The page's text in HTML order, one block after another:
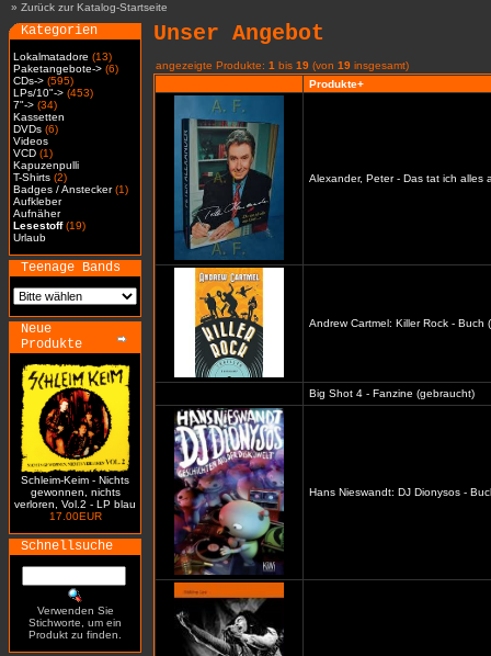
» Zurück zur Katalog-Startseite
Kategorien
Lokalmatadore (13)
Paketangebote-> (6)
CDs-> (595)
LPs/10"-> (453)
7"-> (34)
Kassetten
DVDs (6)
Videos
VCD (1)
Kapuzenpulli
T-Shirts (2)
Badges / Anstecker(1)
Aufkleber
Aufnäher
Lesestoff(19)
Urlaub
Teenage Bands
Neue
Produkte
Schleim-Keim - Nichts
gewonnen, nichts
verloren, Vol.2 - LP blau
17.00EUR
Schnellsuche
Verwenden Sie
Stichworte, um ein
Produkt zu finden.
Unser Angebot
angezeigte Produkte: 1 bis 19 (von 19 insgesamt)
Produkte+
Alexander, Peter - Das tat ich alles
Andrew Cartmel: Killer Rock - Buch
Big Shot 4 - Fanzine (gebraucht)
Hans Nieswandt: DJ Dionysos -